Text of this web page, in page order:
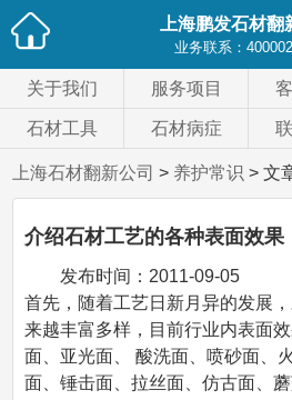
上海鹏发石材翻
业务联系：
关于我们 服务项目
石材工具 石材病症
上海石材翻新公司 > 养护常识 > 文
介绍石材工艺的各种表面效果
发布时间： 2011-09-05
首先，随着工艺日新月异的发展
来越丰富多样，目前行业内表面
面、亚光面、 酸洗面、喷砂面、
面、锤击面、拉丝面、仿古面、